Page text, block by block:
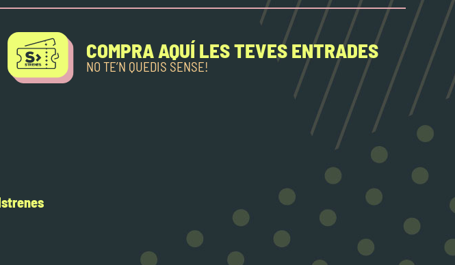
COMPRA AQUÍ LES TEVES ENTRADES
NO TE’N QUEDIS SENSE!